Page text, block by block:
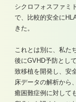
シクロフォスファミ
で、比較的安全に
きた。
これとは別に、私た
後にGVHD予防とし
致移植を開発し、安
床データの解析から
癒困難症例に対して